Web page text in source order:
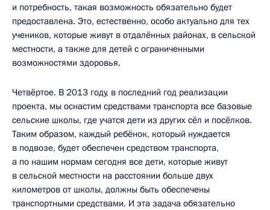
и потребность, такая возможность обязательно будет
предоставлена. Это, естественно, особо актуально для тех
учеников, которые живут в отдалённых районах, в сельской
местности, а также для детей с ограниченными
возможностями здоровья.
Четвёртое. В 2013 году, в последний год реализации
проекта, мы оснастим средствами транспорта все базовые
сельские школы, где учатся дети из других сёл и посёлков.
Таким образом, каждый ребёнок, который нуждается
в подвозе, будет обеспечен средством транспорта,
а по нашим нормам сегодня все дети, которые живут
в сельской местности на расстоянии больше двух
километров от школы, должны быть обеспечены
транспортными средствами. И эта задача обязательно